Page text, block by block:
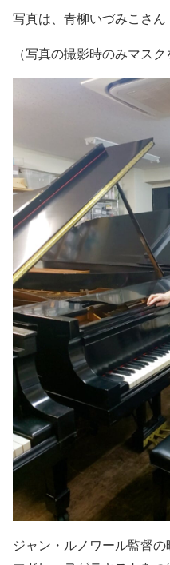
写真は、青柳いづみこさん
（写真の撮影時のみマスク
ジャン・ルノワール監督